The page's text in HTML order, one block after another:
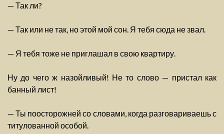
— Так ли?
— Так или не так, но этой мой сон. Я тебя сюда не звал.
— Я тебя тоже не приглашал в свою квартиру.
Ну до чего ж назойливый! Не то слово — пристал как
банный лист!
— Ты поосторожней со словами, когда разговариваешь с
титулованной особой.